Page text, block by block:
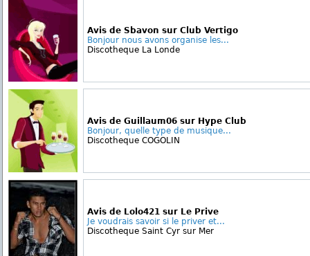
Avis de Sbavon sur Club Vertigo
Bonjour nous avons organise les...
Discotheque La Londe
Avis de Guillaum06 sur Hype Club
Bonjour, quelle type de musique...
Discotheque COGOLIN
Avis de Lolo421 sur Le Prive
Je voudrais savoir si le priver et...
Discotheque Saint Cyr sur Mer